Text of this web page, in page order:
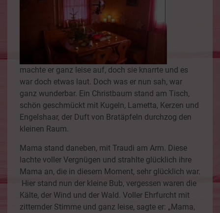
machte er ganz leise auf, doch sie knarrte und es
war doch etwas laut. Doch was er nun sah, war
ganz wunderbar. Ein Christbaum stand am Tisch,
schön geschmückt mit Kugeln, Lametta, Kerzen und
Engelshaar, der Duft von Bratäpfeln durchzog den
kleinen Raum.
Mama stand daneben, mit Traudi am Arm. Diese
lachte voller Vergnügen und strahlte glücklich ihre
Mama an, die in diesem Moment, sehr glücklich war.
Hier stand nun der kleine Bub, vergessen waren die
Kälte, der Wind und der Wald. Voller Ehrfurcht mit
zitternder Stimme und ganz leise, sagte er: „Mama,